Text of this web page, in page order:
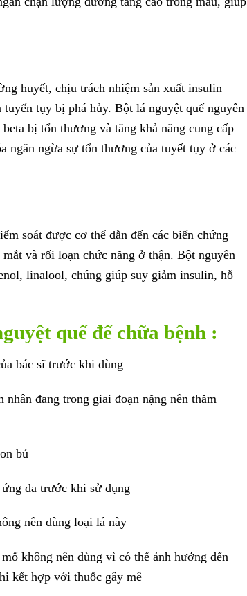
huyết, chịu trách nhiệm sản xuất insulin
tụy bị phá hủy. Bột lá nguyệt quế nguyên
bị tổn thương và tăng khả năng cung cấp
ngăn ngừa sự tổn thương của tuyết tụy ở các
soát được cơ thể dẫn đến các biến chứng
và rối loạn chức năng ở thận. Bột nguyên
linalool, chúng giúp suy giảm insulin, hỗ
quế để chữa bệnh :
bác sĩ trước khi dùng
đang trong giai đoạn nặng nên thăm
bú
da trước khi sử dụng
nên dùng loại lá này
không nên dùng vì có thể ảnh hưởng đến
kết hợp với thuốc gây mê